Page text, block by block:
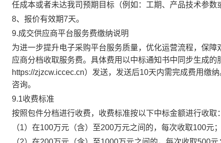
任成本或者未达我司预期目标（例如：工期、产品技术参
8、报价有效期7天。
9.成交供应商平台服务费缴纳说明
为进一步提升电子采购平台服务质量，优化运营流程，保
应商分档收取服务费。具体费用以中标通知书中同步生成的
https://zjzcw.iccec.cn）发送，发送后10天内需完成费用缴
咨询。
9.1收费标准
按照包件分档进行收费，收费标准按以下中标金额进行收取
（1）在100万元（含）至200万元之间的，每次收取100元